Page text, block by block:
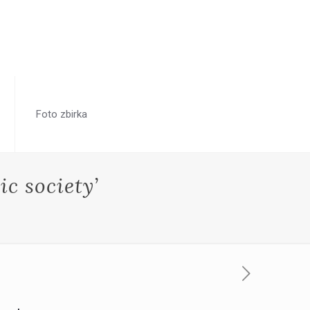
Foto zbirka
society’